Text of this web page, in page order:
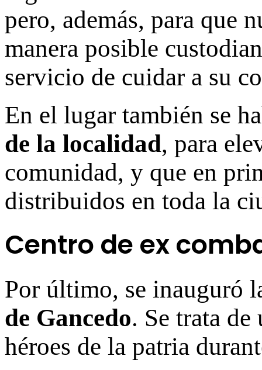
pero, además, para que
manera posible
servicio de cuidar a su
En el lugar también se
de la localidad, para
comunidad, y que en
distribuidos en toda la
Centro de ex
Por último, se inauguró
de Gancedo. Se trata de
héroes de la patria